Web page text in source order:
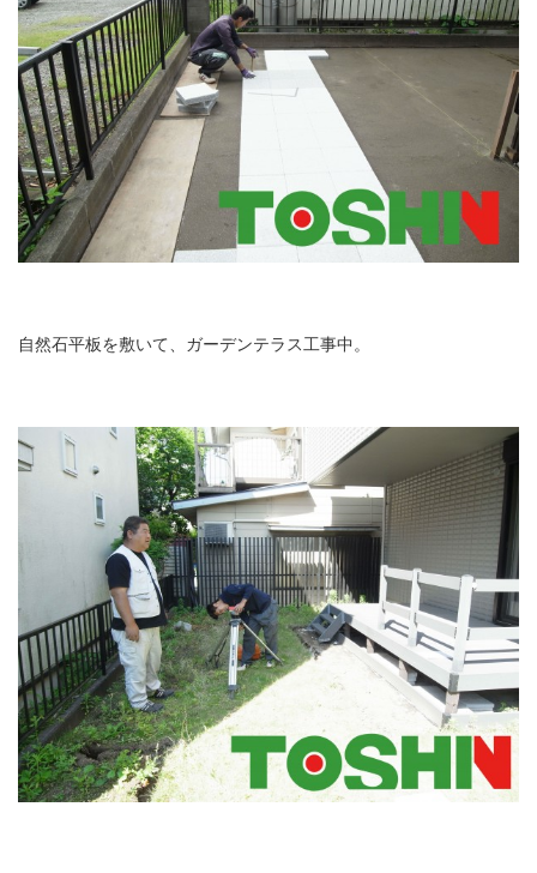
自然石平板を敷いて、ガーデンテラス工事中。